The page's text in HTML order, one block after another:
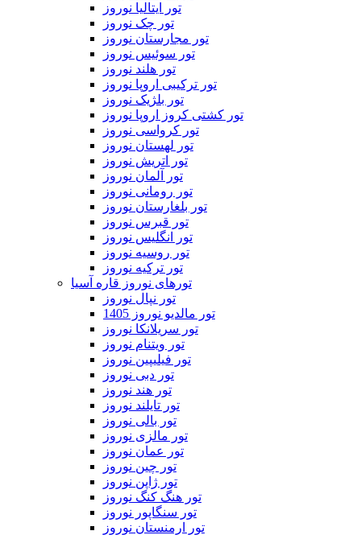
تور ایتالیا نوروز
تور چک نوروز
تور مجارستان نوروز
تور سوئیس نوروز
تور هلند نوروز
تور ترکیبی اروپا نوروز
تور بلژیک نوروز
تور کشتی کروز اروپا نوروز
تور کرواسی نوروز
تور لهستان نوروز
تور اتریش نوروز
تور آلمان نوروز
تور رومانی نوروز
تور بلغارستان نوروز
تور قبرس نوروز
تور انگلیس نوروز
تور روسیه نوروز
تور ترکیه نوروز
تورهای نوروز قاره آسیا
تور نپال نوروز
تور مالدیو نوروز 1405
تور سریلانکا نوروز
تور ویتنام نوروز
تور فیلیپین نوروز
تور دبی نوروز
تور هند نوروز
تور تایلند نوروز
تور بالی نوروز
تور مالزی نوروز
تور عمان نوروز
تور چین نوروز
تور ژاپن نوروز
تور هنگ کنگ نوروز
تور سنگاپور نوروز
تور ارمنستان نوروز